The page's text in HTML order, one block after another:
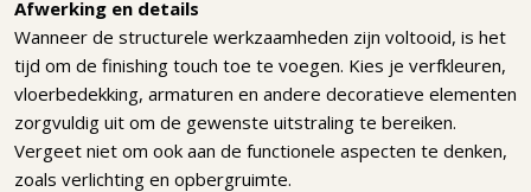
Afwerking en details
Wanneer de structurele werkzaamheden zijn voltooid, is het
tijd om de finishing touch toe te voegen. Kies je verfkleuren,
vloerbedekking, armaturen en andere decoratieve elementen
zorgvuldig uit om de gewenste uitstraling te bereiken.
Vergeet niet om ook aan de functionele aspecten te denken,
zoals verlichting en opbergruimte.